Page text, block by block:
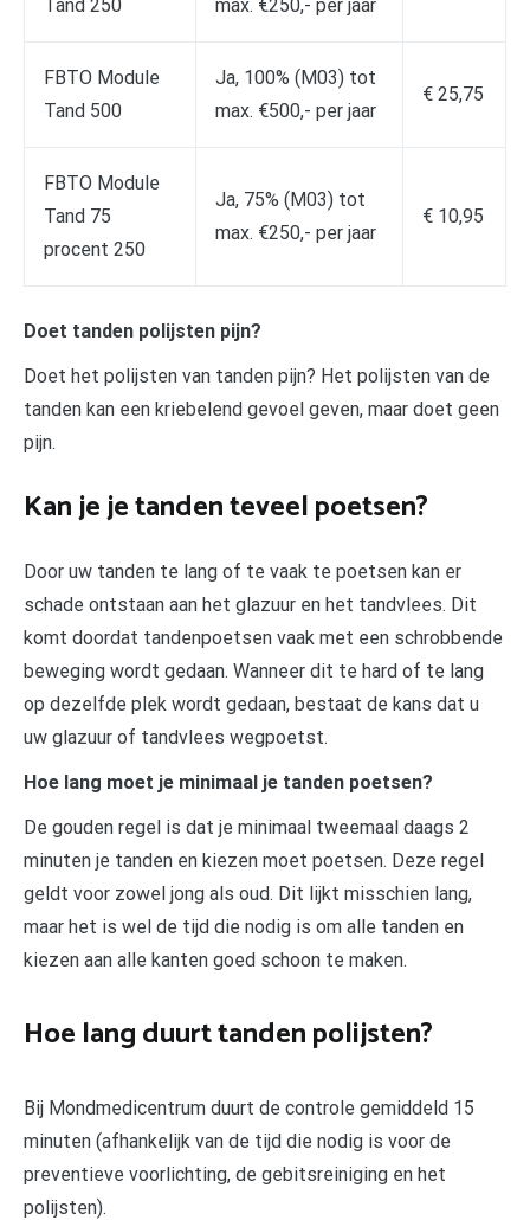
Tand 250 max. €250,- per jaar
FBTO Module
Tand 500
Ja, 100% (M03) tot
max. €500,- per jaar
€ 25,75
FBTO Module
Tand 75
procent 250
Ja, 75% (M03) tot
max. €250,- per jaar
€ 10,95
Doet tanden polijsten pijn?
Doet het polijsten van tanden pijn? Het polijsten van de
tanden kan een kriebelend gevoel geven, maar doet geen
pijn.
Kan je je tanden teveel poetsen?
Door uw tanden te lang of te vaak te poetsen kan er
schade ontstaan aan het glazuur en het tandvlees. Dit
komt doordat tandenpoetsen vaak met een schrobbende
beweging wordt gedaan. Wanneer dit te hard of te lang
op dezelfde plek wordt gedaan, bestaat de kans dat u
uw glazuur of tandvlees wegpoetst.
Hoe lang moet je minimaal je tanden poetsen?
De gouden regel is dat je minimaal tweemaal daags 2
minuten je tanden en kiezen moet poetsen. Deze regel
geldt voor zowel jong als oud. Dit lijkt misschien lang,
maar het is wel de tijd die nodig is om alle tanden en
kiezen aan alle kanten goed schoon te maken.
Hoe lang duurt tanden polijsten?
Bij Mondmedicentrum duurt de controle gemiddeld 15
minuten (afhankelijk van de tijd die nodig is voor de
preventieve voorlichting, de gebitsreiniging en het
polijsten).